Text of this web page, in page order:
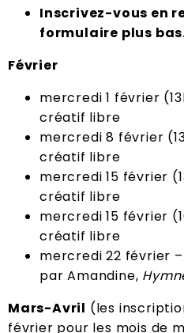
Inscrivez-vous en
formulaire plus
Février
mercredi 1 février
créatif libre
mercredi 8 février
créatif libre
mercredi 15 février
créatif libre
mercredi 15 février
créatif libre
mercredi 22 février
par Amandine,
Mars-Avril (les
février pour les mois de